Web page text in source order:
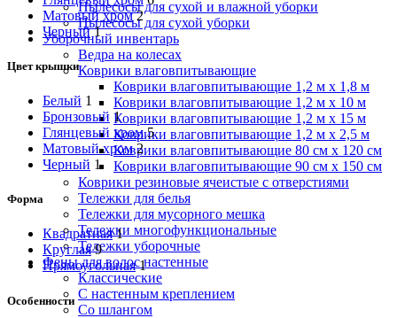
Пылесосы для сухой и влажной уборки
Пылесосы для сухой уборки
Уборочный инвентарь
Ведра на колесах
Коврики влаговпитывающие
Коврики влаговпитывающие 1,2 м х 1,8 м
Коврики влаговпитывающие 1,2 м х 10 м
Коврики влаговпитывающие 1,2 м х 15 м
Коврики влаговпитывающие 1,2 м х 2,5 м
Коврики влаговпитывающие 80 см х 120 см
Коврики влаговпитывающие 90 см х 150 см
Коврики резиновые ячеистые с отверстиями
Тележки для белья
Тележки для мусорного мешка
Тележки многофункциональные
Тележки уборочные
Фены для волос настенные
Классические
С настенным креплением
Со шлангом
Матовый хром 2
Черный 1
Цвет крышки
Белый 1
Бронзовый 1
Глянцевый хром 5
Матовый хром 2
Черный 1
Форма
Квадратная 1
Круглая 9
Прямоугольная 1
Особенности